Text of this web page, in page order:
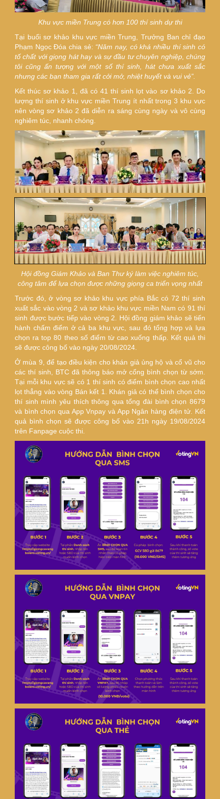
Khu vực miền Trung có hơn 100 thí sinh dự thi
Tại buổi sơ khảo khu vực miền Trung, Trưởng Ban chỉ đạo
Phạm Ngọc Đóa chia sẻ: “Năm nay, có khá nhiều thí sinh có
tố chất với giọng hát hay và sự đầu tư chuyên nghiệp, chúng
tôi cũng ấn tượng với một số thí sinh, hát chưa xuất sắc
nhưng các bạn tham gia rất cởi mở, nhiệt huyết và vui vẻ”.
Kết thúc sơ khảo 1, đã có 41 thí sinh lọt vào sơ khảo 2. Do
lượng thí sinh ở khu vực miền Trung ít nhất trong 3 khu vực
nên vòng sơ khảo 2 đã diễn ra sáng cùng ngày và vô cùng
nghiêm túc, nhanh chóng.
Hội đồng Giám Khảo và Ban Thư ký làm việc nghiêm túc,
công tâm để lựa chọn được những giọng ca triển vọng nhất
Trước đó, ở vòng sơ khảo khu vực phía Bắc có 72 thí sinh
xuất sắc vào vòng 2 và sơ khảo khu vực miền Nam có 91 thí
sinh được bước tiếp vào vòng 2. Hội đồng giám khảo sẽ tiến
hành chấm điểm ở cả ba khu vực, sau đó tổng hợp và lựa
chọn ra top 80 theo số điểm từ cao xuống thấp. Kết quả thi
sẽ được công bố vào ngày 20/08/2024.
Ở mùa 9, để tạo điều kiện cho khán giả ủng hộ và cổ vũ cho
các thí sinh, BTC đã thông báo mở cổng bình chọn từ sớm.
Tại mỗi khu vực sẽ có 1 thí sinh có điểm bình chọn cao nhất
lọt thẳng vào vòng Bán kết 1. Khán giả có thể bình chọn cho
thí sinh mình yêu thích thông qua tổng đài bình chọn 8679
và bình chọn qua App Vnpay và App Ngân hàng điện tử. Kết
quả bình chọn sẽ được công bố vào 21h ngày 19/08/2024
trên Fanpage cuộc thi.